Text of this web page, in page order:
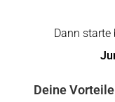
Dann starte
Deine